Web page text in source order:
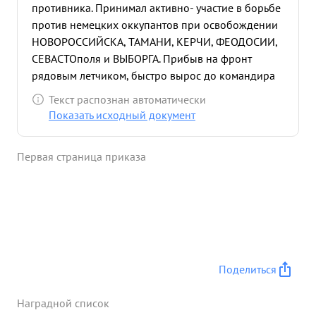
противника. Принимал активно- участие в борьбе
против немецких оккупантов при освобождении
НОВОРОССИЙСКА, ТАМАНИ, КЕРЧИ, ФЕОДОСИИ,
СЕВАСТОполя и ВЫБОРГА. Прибыв на фронт
рядовым летчиком, быстро вырос до командира
АЭ. Эскадрилья под его командованием с ноября
43г произвела 587 успешных боевых вылетов на
по переднему краю обороны противника в
силы: Подавлен огонь - 20 запит ных точек, сбито
Текст распознан автоматически
Показать исходный документ
Первая страница приказа
Поделиться
Наградной список